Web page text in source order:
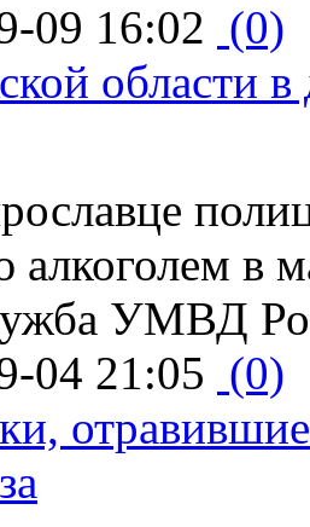
09 16:02 (0)
области в
алкоголем в
УМВД
04 21:05 (0)